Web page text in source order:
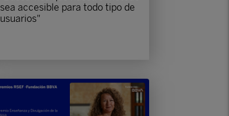
sea accesible para todo tipo de
usuarios"